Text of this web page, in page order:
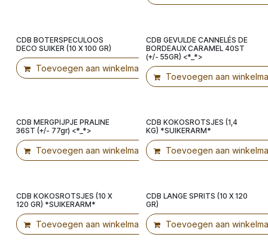
Voorverpakt!
CDB BOTERSPECULOOS
DECO SUIKER (10 X 100 GR)
Toevoegen aan winkelmandje
Ribbon
CDB GEVULDE CANNELÉS DE
BORDEAUX CARAMEL 40ST
(+/- 55GR) <*_*>
Toevoegen aan
Ribbon
CDB MERGPIJPJE PRALINE
36ST (+/- 77gr) <*_*>
Toevoegen aan winkelmandje
CDB KOKOSROTSJES (1,4
KG) *SUIKERARM*
Toevoegen aan
Voorverpakt!
CDB KOKOSROTSJES (10 X
120 GR) *SUIKERARM*
Toevoegen aan winkelmandjeVoorverpakt!
CDB LANGE SPRITS (10 X 120
GR)
Toevoegen aan